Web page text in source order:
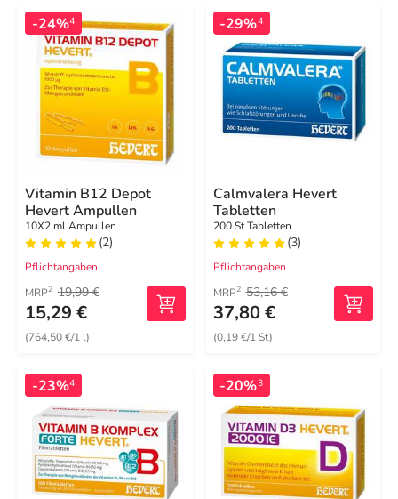
-24%4
Vitamin B12 Depot
Hevert Ampullen
10X2 ml Ampullen
(2)
Pflichtangaben
MRP2 19,99 €
15,29 €
(764,50 €/1 l)
-29%4
Calmvalera Hevert
Tabletten
200 St Tabletten
(3)
Pflichtangaben
MRP2 53,16 €
37,80 €
(0,19 €/1 St)
-23%4 -20%3